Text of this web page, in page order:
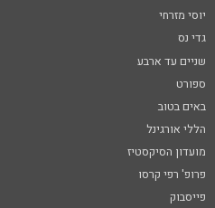
יוסי מזרחי
גדי נס
שניים עד ארבע
ספורט
באים בטוב
הללי אורגינל
מועדון הסיקסטיז
פרופ' רפי קרסו
פייסבוק